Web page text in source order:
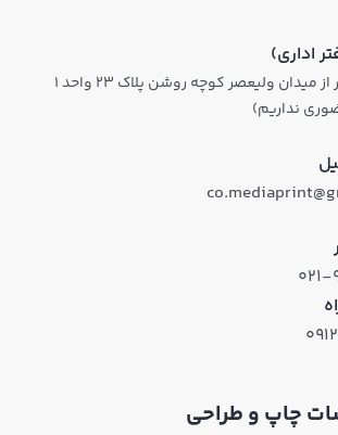
اداری)
تهران، بالاتر از میدان ولیعصر کوچه روشن پلاک ۲۳ واحد ۱
نداریم)
چاپ و طراحی